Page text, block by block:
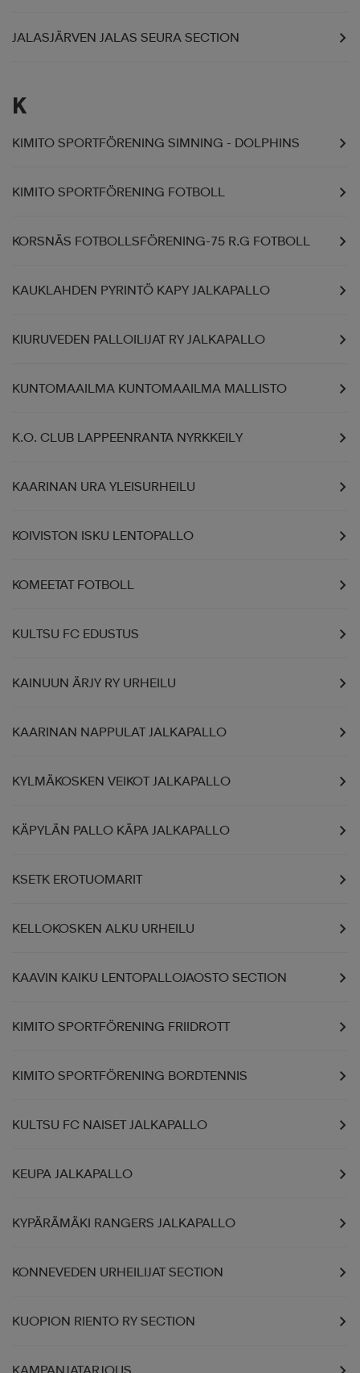
JALASJÄRVEN JALAS SEURA SECTION
K
KIMITO SPORTFÖRENING SIMNING - DOLPHINS
KIMITO SPORTFÖRENING FOTBOLL
KORSNÄS FOTBOLLSFÖRENING-75 R.G FOTBOLL
KAUKLAHDEN PYRINTÖ KAPY JALKAPALLO
KIURUVEDEN PALLOILIJAT RY JALKAPALLO
KUNTOMAAILMA KUNTOMAAILMA MALLISTO
K.O. CLUB LAPPEENRANTA NYRKKEILY
KAARINAN URA YLEISURHEILU
KOIVISTON ISKU LENTOPALLO
KOMEETAT FOTBOLL
KULTSU FC EDUSTUS
KAINUUN ÄRJY RY URHEILU
KAARINAN NAPPULAT JALKAPALLO
KYLMÄKOSKEN VEIKOT JALKAPALLO
KÄPYLÄN PALLO KÄPA JALKAPALLO
KSETK EROTUOMARIT
KELLOKOSKEN ALKU URHEILU
KAAVIN KAIKU LENTOPALLOJAOSTO SECTION
KIMITO SPORTFÖRENING FRIIDROTT
KIMITO SPORTFÖRENING BORDTENNIS
KULTSU FC NAISET JALKAPALLO
KEUPA JALKAPALLO
KYPÄRÄMÄKI RANGERS JALKAPALLO
KONNEVEDEN URHEILIJAT SECTION
KUOPION RIENTO RY SECTION